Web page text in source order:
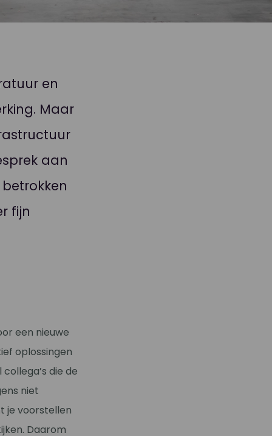
en
Maar
aan
fijn
een nieuwe
oplossingen
die de
niet
je voorstellen
Daarom